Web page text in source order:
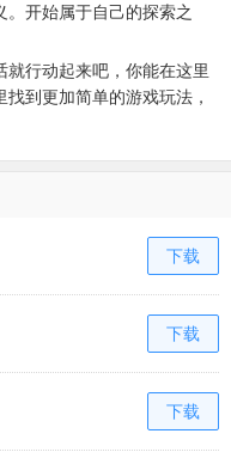
开始属于自己的探索之
行动起来吧，你能在这里
到更加简单的游戏玩法，
下载
下载
下载